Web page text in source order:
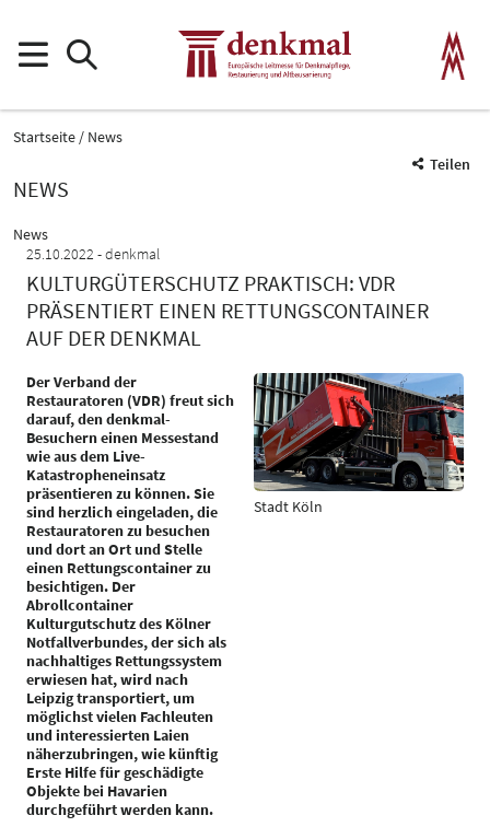
Startseite
News
Teilen
NEWS
News
25.10.2022
denkmal
KULTURGÜTERSCHUTZ PRAKTISCH: VDR
PRÄSENTIERT EINEN RETTUNGSCONTAINER
AUF DER DENKMAL
Der Verband der
Restauratoren (VDR) freut sich
darauf, den denkmal-
Besuchern einen Messestand
wie aus dem Live-
Katastropheneinsatz
präsentieren zu können. Sie
sind herzlich eingeladen, die
Restauratoren zu besuchen
und dort an Ort und Stelle
einen Rettungscontainer zu
besichtigen. Der
Abrollcontainer
Kulturgutschutz des Kölner
Notfallverbundes, der sich als
nachhaltiges Rettungssystem
erwiesen hat, wird nach
Leipzig transportiert, um
möglichst vielen Fachleuten
und interessierten Laien
näherzubringen, wie künftig
Erste Hilfe für geschädigte
Objekte bei Havarien
durchgeführt werden kann.
Stadt Köln